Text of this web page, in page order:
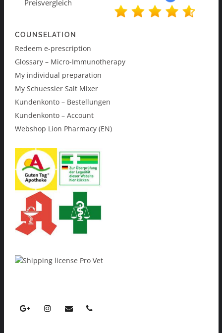
COUNSELATION
Redeem e-prescription
Glossary – Micro-Immunotherapy
My individual preparation
My Schuessler Salt Mixer
Kundenkonto – Bestellungen
Kundenkonto – Account
Webshop Lion Pharmacy (EN)